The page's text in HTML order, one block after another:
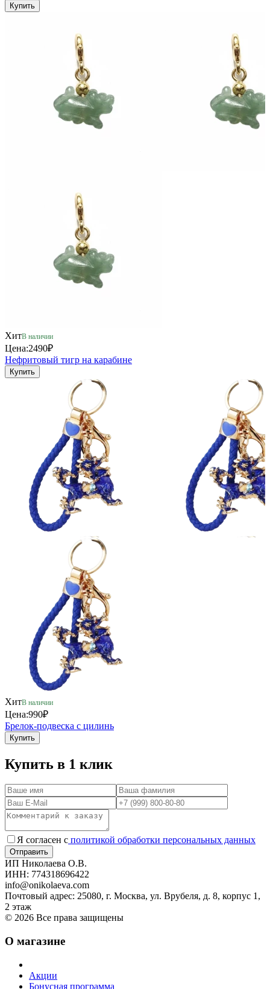
Купить
ХитВ наличии
Цена:2490₽
Нефритовый тигр на карабине
Купить
ХитВ наличии
Цена:990₽
Брелок-подвеска с цилинь
Купить
Купить в 1 клик
Я согласен с политикой обработки персональных данных
ИП Николаева О.В.
ИНН: 774318696422
info@onikolaeva.com
Почтовый адрес: 25080, г. Москва, ул. Врубеля, д. 8, корпус 1,
2 этаж
© 2026 Все права защищены
О магазине
Акции
Бонусная программа